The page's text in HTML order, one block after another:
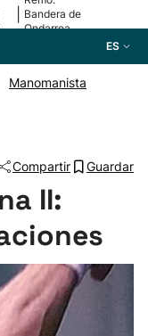
Bandera de
Ondarroa
ES
Manomanista
Compartir Guardar
II: